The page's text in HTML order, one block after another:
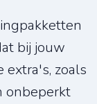
bij jouw
extra's, zoals
onbeperkt